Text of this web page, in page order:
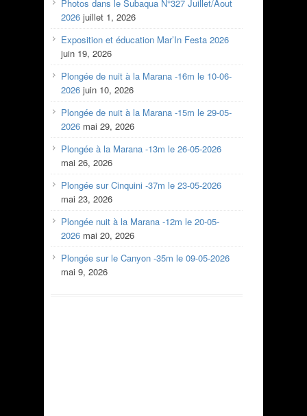
Photos dans le Subaqua N°327 Juillet/Aout
2026 juillet 1, 2026
Exposition et éducation Mar’In Festa 2026
juin 19, 2026
Plongée de nuit à la Marana -16m le 10-06-
2026 juin 10, 2026
Plongée de nuit à la Marana -15m le 29-05-
2026 mai 29, 2026
Plongée à la Marana -13m le 26-05-2026
mai 26, 2026
Plongée sur Cinquini -37m le 23-05-2026
mai 23, 2026
Plongée nuit à la Marana -12m le 20-05-
2026 mai 20, 2026
Plongée sur le Canyon -35m le 09-05-2026
mai 9, 2026